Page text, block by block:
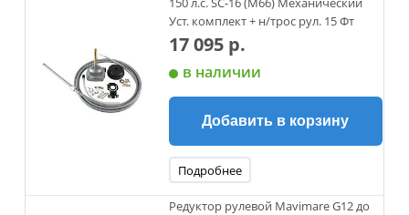
Уст. комплект + н/трос рул. 15 Фт
17 095 р.
в наличии
Добавить в корзину
Подробнее
Редуктор рулевой Mavimare G12 до